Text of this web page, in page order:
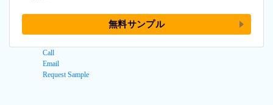
無料サンプル
Call
Email
Request Sample